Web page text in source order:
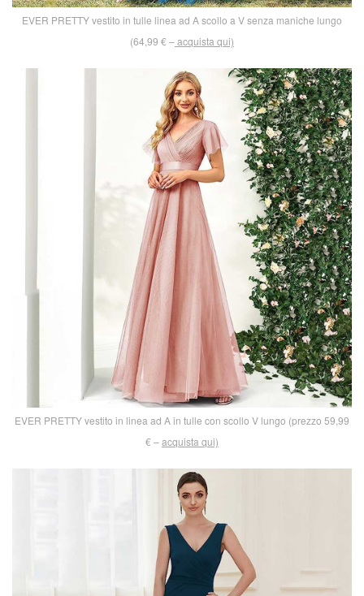
EVER PRETTY vestito in tulle linea ad A scollo a V senza maniche lungo
(64,99 € –acquista qui)
EVER PRETTY vestito in linea ad A in tulle con scollo V lungo (prezzo 59,99
€ –acquista qui)